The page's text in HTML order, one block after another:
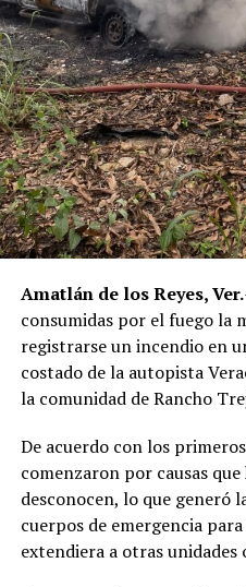
policías municipales, la
corresponde únicamente a
momento, las autoridades
jurídica del séptimo
El caso evidenció
corporación policiaca y
autoridades estatales y
reforzamiento de las
públicos relacionados con
La sentencia representa
derivados de aquel
responsabilidad penal de
relacionados con la posesión
públicos.
Amatlán de los Reyes, Ver.
consumidas por el fuego la
registrarse un incendio en
costado de la autopista
la comunidad de Rancho
De acuerdo con los
comenzaron por causas
desconocen, lo que generó
cuerpos de emergencia
extendiera a otras